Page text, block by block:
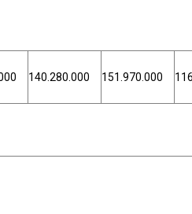
140.280.000 151.970.000